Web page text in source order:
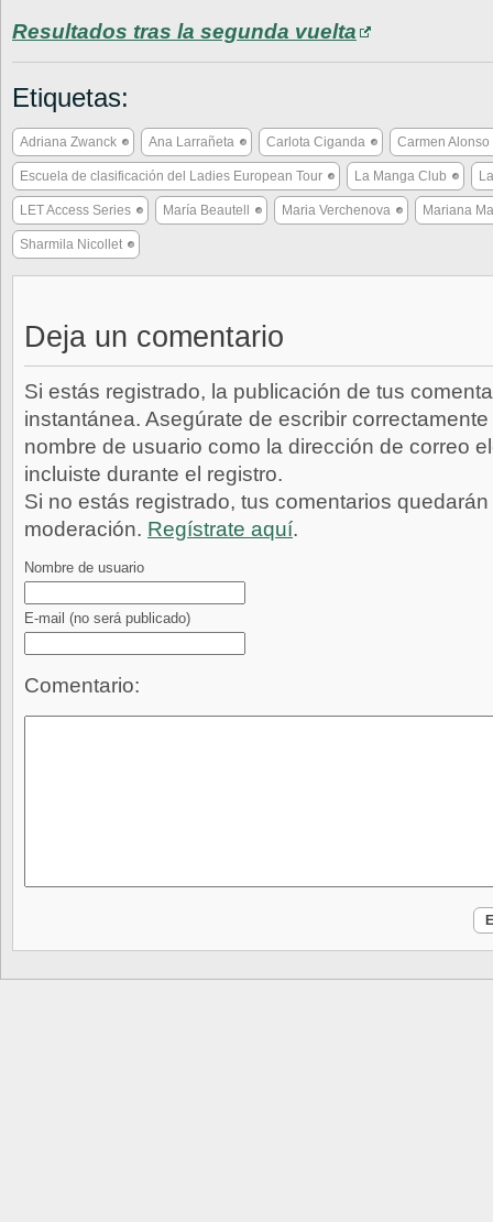
Resultados tras la segunda vuelta
Etiquetas:
Adriana Zwanck Ana Larrañeta Carlota Ciganda Carmen Alonso
Escuela de clasificación del Ladies European Tour La Manga Club
LET Access Series María Beautell Maria Verchenova Mariana
Sharmila Nicollet
Deja un comentario
Si estás registrado, la publicación de tus
instantánea. Asegúrate de escribir
nombre de usuario como la dirección de correo
incluiste durante el registro.
Si no estás registrado, tus comentarios
moderación. Regístrate aquí.
Nombre de usuario
E-mail (no será publicado)
Comentario: